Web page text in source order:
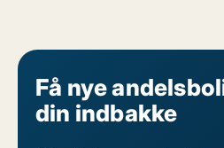
Få nye
din indbakke